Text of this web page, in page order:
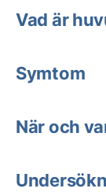
Vad är
Symtom
När och